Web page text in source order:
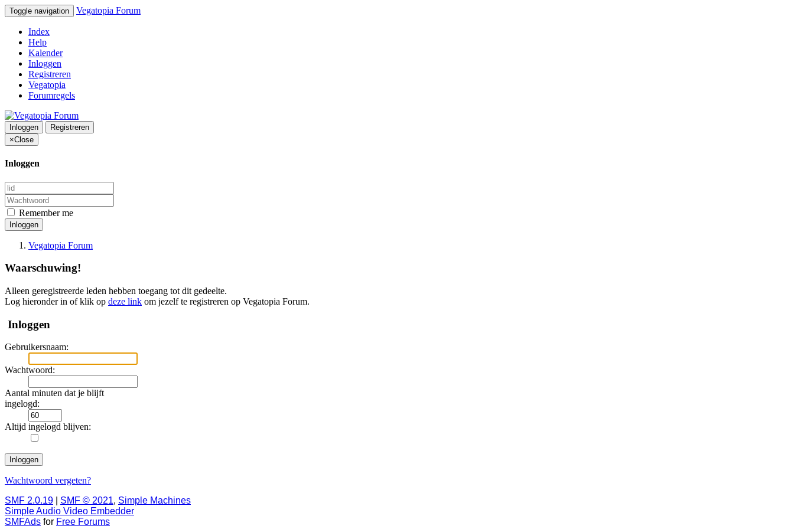
Toggle navigation Vegatopia Forum
Index
Help
Kalender
Inloggen
Registreren
Vegatopia
Forumregels
Inloggen
Registreren
×Close
Inloggen
Remember me
Inloggen
Vegatopia Forum
Waarschuwing!
Alleen geregistreerde leden hebben toegang tot dit gedeelte.
Log hieronder in of klik op deze link om jezelf te registreren op Vegatopia Forum.
Inloggen
Gebruikersnaam:
Wachtwoord:
Aantal minuten dat je blijft
ingelogd:
Altijd ingelogd blijven:
Wachtwoord vergeten?
SMF 2.0.19
SMF © 2021, Simple Machines
Simple Audio Video Embedder
SMFAds for Free Forums